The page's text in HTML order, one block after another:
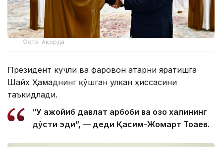
Фото: Ақорда
Президент кучли ва фаровон Қатарни яратишга
Шайх Ҳамаднинг қўшган улкан ҳиссасини
таъкидлади.
“У ажойиб давлат арбоби ва қозоқ халқининг
дўсти эди”, — деди Қасим-Жомарт Тоқаев.